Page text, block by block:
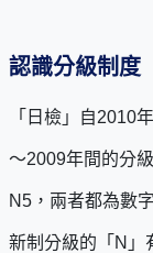
認識分級制度
「日檢」自2010
～2009年間的分
N5，兩者都為數
新制分級的「N」